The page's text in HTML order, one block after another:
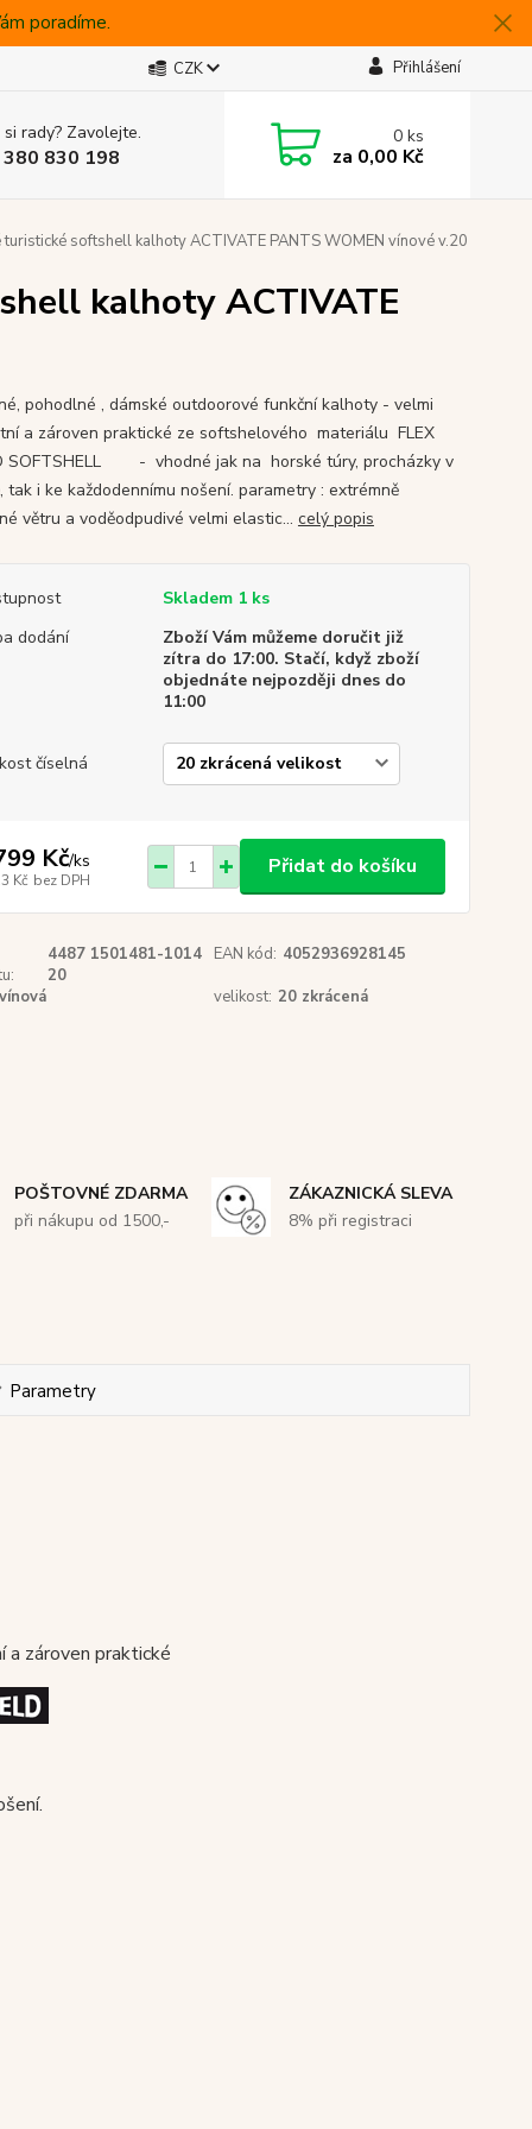
poradíme.
CZK Přihlášení
rady? Zavolejte.
830 198
0ks
za 0,00 Kč
softshell kalhoty ACTIVATE PANTS WOMEN vínové v.20
kalhoty ACTIVATE
pohodlné , dámské outdoorové funkční kalhoty - velmi
a zároven praktické ze softshelového materiálu FLEX
SOFTSHELL - vhodné jak na horské túry, procházky v
tak i ke každodennímu nošení. parametry : extrémně
větru a voděodpudivé velmi elastic... celý popis
Skladem 1 ks
dodání
Zboží Vám můžeme doručit již
zítra do 17:00. Stačí, když zboží
objednáte nejpozději dnes do
11:00
číselná
Kč/ks
Kč bez DPH
Přidat do košíku
4487 1501481-1014
20
EAN kód: 4052936928145
vínová velikost: 20 zkrácená
POŠTOVNÉ ZDARMA
při nákupu od 1500,-
ZÁKAZNICKÁ SLEVA
8% při registraci
Parametry
zároven praktické